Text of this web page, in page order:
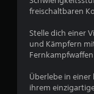
freischaltbaren
Stelle dich einer
und Kämpfern
Überlebe in
ihrem